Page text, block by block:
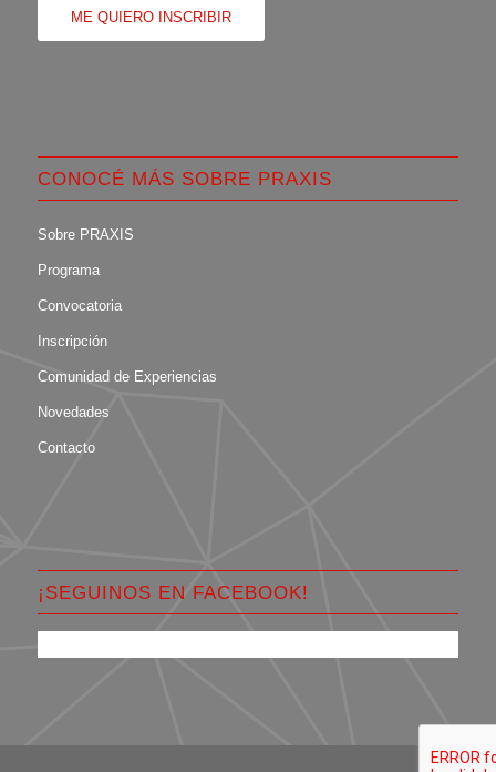
ME QUIERO INSCRIBIR
CONOCÉ MÁS SOBRE PRAXIS
Sobre PRAXIS
Programa
Convocatoria
Inscripción
Comunidad de Experiencias
Novedades
Contacto
¡SEGUINOS EN FACEBOOK!